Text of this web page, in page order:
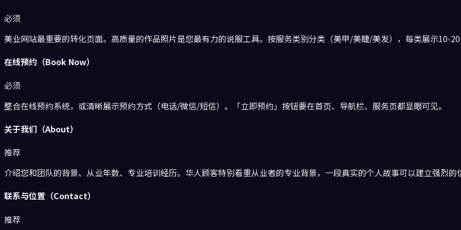
必须
美业网站最重要的转化页面。高质量的作品照片是您最有力的说服工具。按服务类别分类（美甲/美睫/美发），每类展示10-20
在线预约（Book Now）
必须
整合在线预约系统，或清晰展示预约方式（电话/微信/短信）。「立即预约」按钮要在首页、导航栏、服务页都显眼可见。
关于我们（About）
推荐
介绍您和团队的背景、从业年数、专业培训经历。华人顾客特别看重从业者的专业背景，一段真实的个人故事可以建立强烈的
联系与位置（Contact）
推荐